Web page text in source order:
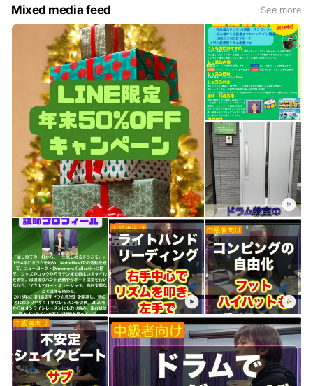
ウン奏法、16分音符、手足の組み合わせ、裏打
ち、ディスコビートまで順番に整理しながら学べ
ます。 価格：7,800円（税込） ■フィルイン講座
止まらず自然につながるフィルインを身につける
ための講座です。音符の感じ方、基本形、つなげ
方、3連系フレーズまで、流れの中で使える形を
学べます。 価格：7,800円（税込） ■コーディネ
ーション講座 手足の組み合わせを基礎から整理し
ながら学べる講座です。右手・左手・右足・左足
の連動をやさしく身につけたい方におすすめで
す。 価格：7,800円（税込） ■3連系ビート講座
3連符の感じ方から、シャッフル、ロッカバラー
ド、3連系フィルまで、3連のノリを気持ちよく身
につけるための講座です。 価格：7,800円（税
込） ■音符トレーニング講座 音符の感じ方と切り
替え方を基礎から整理するための講座です。4分
音符、8分音符、16分音符、3連符、6連符を通し
て、リズムの土台となる音符感を順番に学べま
す。 価格：7,800円（税込） 【レベル別コース】
■初心者レッスンコース（26項目） ドラムをこれ
から始める方に向けたコースです。ストローク、
4分音符、8分音符、8ビート、フィルイン、シン
コペーション、ハイハットオープンまで、最初の
土台を順番に学べます。 価格：14,800円（税込）
■初級者レッスンコース（52項目） 8ビートの基
礎が少しわかってきた方に向けたコースです。16
ビート、フィルイン、手足の組み合わせ、3連系
ビート、楽曲練習まで、基礎の次に必要な内容を
順番に整理しながら学べます。 価格：19,800円
（税込）
Mixed media feed See more